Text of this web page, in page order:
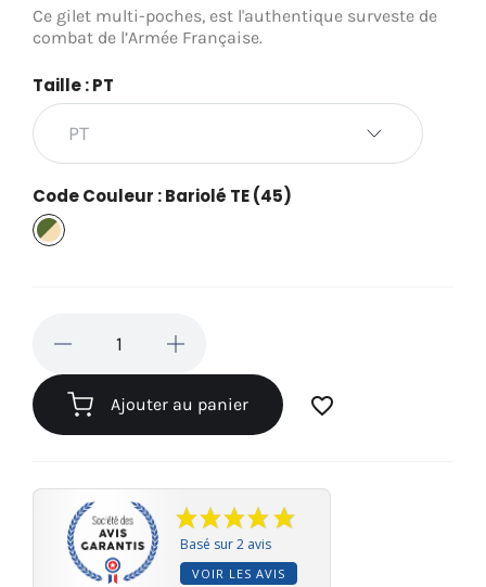
Ce gilet multi-poches, est l'authentique surveste de
combat de l’Armée Française.
Taille : PT
Code Couleur : Bariolé TE (45)
Bariolé
TE
Ajouter au panier favorite_border
Basé sur 2 avis
VOIR LES AVIS